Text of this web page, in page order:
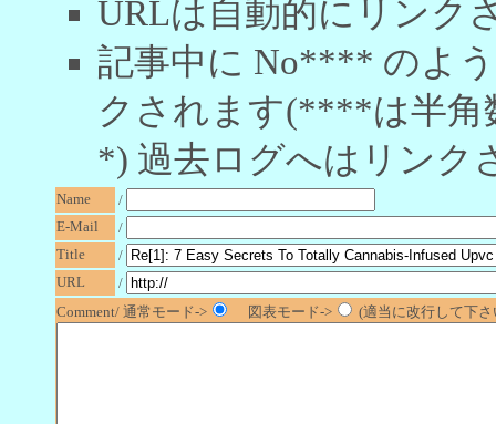
URLは自動的にリンク
記事中に No**** のよ
クされます(****は半角
*) 過去ログへはリンク
Name
/
E-Mail
/
Title
/
URL
/
Comment/ 通常モード->
図表モード-> (適当に改行して下